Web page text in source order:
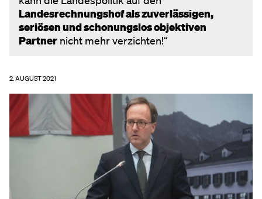
Landesrechnungshof als zuverlässigen,
seriösen und schonungslos objektiven
Partner nicht mehr verzichten!“
2. AUGUST 2021